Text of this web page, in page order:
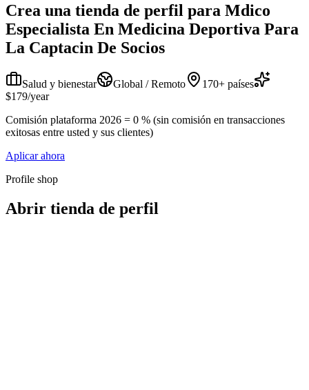
Crea una tienda de perfil para Mdico
Especialista En Medicina Deportiva Para
La Captacin De Socios
Salud y bienestar Global / Remoto
170+ países
$179/year
Comisión plataforma 2026 = 0 % (sin comisión en transacciones
exitosas entre usted y sus clientes)
Aplicar ahora
Profile shop
Abrir tienda de perfil